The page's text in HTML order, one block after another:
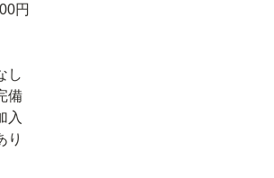
円
し
備
入
り